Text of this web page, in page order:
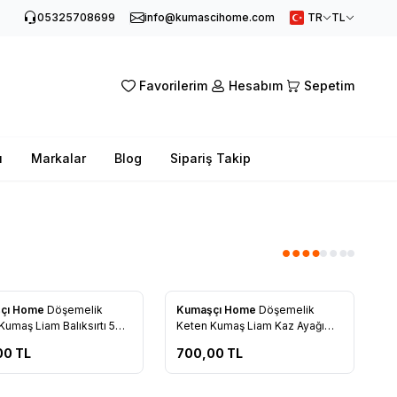
05325708699 info@kumascihome.com TR TL
Favorilerim Hesabım Sepetim
Markalar Blog Sipariş Takip
Ekle
Home Döşemelik
Liam Balıksırtı 50-
TL
Yeni
Favorilere Ekle
Kumaşçı Home Döşemelik
Keten Kumaş Liam Kaz Ayağı
700,00 TL